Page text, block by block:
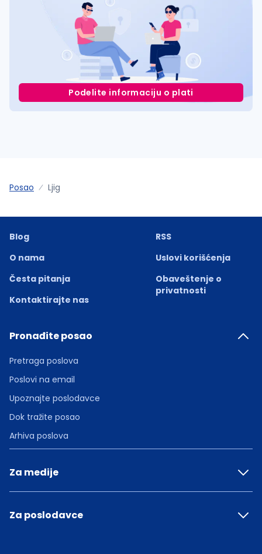
Podelite informaciju o plati
Posao Ljig
Blog
O nama
Česta pitanja
Kontaktirajte nas
RSS
Uslovi korišćenja
Obaveštenje o
privatnosti
Pronađite posao
Pretraga poslova
Poslovi na email
Upoznajte poslodavce
Dok tražite posao
Arhiva poslova
Za medije
Za poslodavce